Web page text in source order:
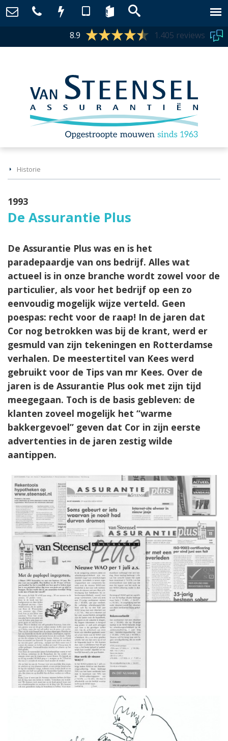
8.9 1.405 reviews
Historie
1993
De Assurantie Plus
De Assurantie Plus was en is het
paradepaardje van ons bedrijf. Alles wat
actueel is in onze branche wordt zowel voor de
particulier, als voor het bedrijf op een zo
eenvoudig mogelijk wijze verteld. Geen
poespas: recht voor de raap! In de jaren dat
Cor nog betrokken was bij de krant, werd er
gesmuld van zijn tekeningen en Rotterdamse
verhalen. De meestertitel van Kees werd
gebruikt voor de Tips van mr Kees. Over de
jaren is de Assurantie Plus ook met zijn tijd
meegegaan. Toch is de basis gebleven: de
klanten zoveel mogelijk het “warme
bakkergevoel” geven dat Cor in zijn eerste
advertenties in de jaren zestig wilde
aantippen.